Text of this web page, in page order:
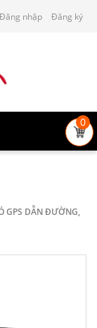
Đăng nhập Đăng ký
0
GPS DẪN ĐƯỜNG,